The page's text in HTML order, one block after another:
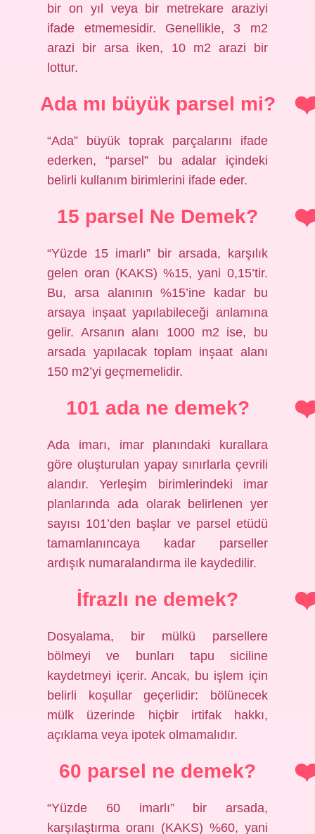
bir on yıl veya bir metrekare araziyi
ifade etmemesidir. Genellikle, 3 m2
arazi bir arsa iken, 10 m2 arazi bir
lottur.
Ada mı büyük parsel mi?
“Ada” büyük toprak parçalarını ifade
ederken, “parsel” bu adalar içindeki
belirli kullanım birimlerini ifade eder.
15 parsel Ne Demek?
“Yüzde 15 imarlı” bir arsada, karşılık
gelen oran (KAKS) %15, yani 0,15’tir.
Bu, arsa alanının %15’ine kadar bu
arsaya inşaat yapılabileceği anlamına
gelir. Arsanın alanı 1000 m2 ise, bu
arsada yapılacak toplam inşaat alanı
150 m2’yi geçmemelidir.
101 ada ne demek?
Ada imarı, imar planındaki kurallara
göre oluşturulan yapay sınırlarla çevrili
alandır. Yerleşim birimlerindeki imar
planlarında ada olarak belirlenen yer
sayısı 101’den başlar ve parsel etüdü
tamamlanıncaya kadar parseller
ardışık numaralandırma ile kaydedilir.
İfrazlı ne demek?
Dosyalama, bir mülkü parsellere
bölmeyi ve bunları tapu siciline
kaydetmeyi içerir. Ancak, bu işlem için
belirli koşullar geçerlidir: bölünecek
mülk üzerinde hiçbir irtifak hakkı,
açıklama veya ipotek olmamalıdır.
60 parsel ne demek?
“Yüzde 60 imarlı” bir arsada,
karşılaştırma oranı (KAKS) %60, yani